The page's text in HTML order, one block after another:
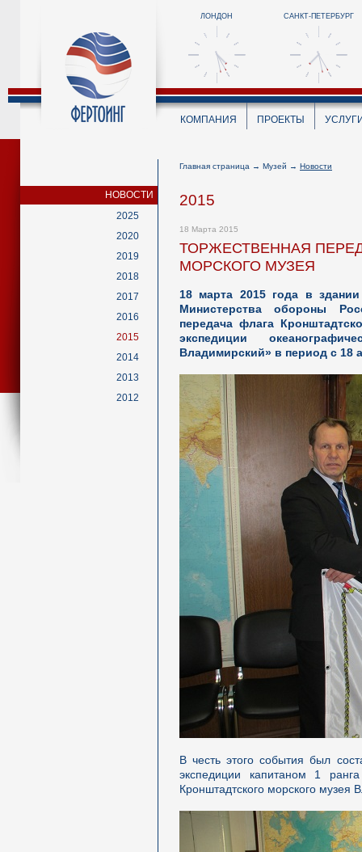
ЛОНДОН САНКТ-ПЕТЕРБУРГ
КОМПАНИЯ ПРОЕКТЫ
НОВОСТИ
2025
2020
2019
2018
2017
2016
2015
2014
2013
2012
Главная страница → Музей → Новости
2015
18 Марта 2015
ТОРЖЕСТВЕННАЯ
МОРСКОГО МУЗЕЯ
18 марта 2015 года в
Министерства обороны
передача флага
экспедиции
Владимирский» в период с 18
В честь этого события был
экспедиции капитаном 1
Кронштадтского морского